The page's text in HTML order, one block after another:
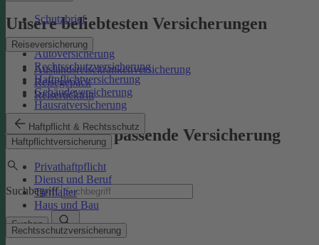
Schutzbrief
Reiseversicherung
Auslandsreisekrankenversicherung
Reisegepäck
Reiserücktritt
Haftpflicht & Rechtsschutz
Haftpflichtversicherung
Privathaftpflicht
Dienst und Beruf
Tierhalter
Haus und Bau
Rechtsschutzversicherung
Unsere beliebtesten Versicherungen
Autoversicherung
Rechtsschutzversicherung
Haftpflichtversicherung
Gebäudeversicherung
Hausratversicherung
Finden Sie die passende Versicherung
Suchbegriff
Suchen